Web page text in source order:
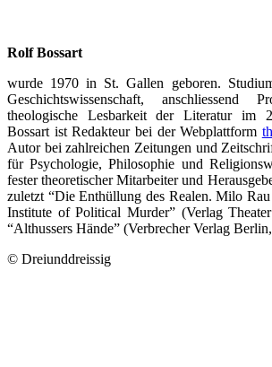
Rolf Bossart
wurde 1970 in St. Gallen geboren.
Geschichtswissenschaft, anschliessend
theologische Lesbarkeit der Literatur im
Bossart ist Redakteur bei der Webplattform
Autor bei zahlreichen Zeitungen und
für Psychologie, Philosophie und
fester theoretischer Mitarbeiter und
zuletzt “Die Enthüllung des Realen. Milo
Institute of Political Murder” (Verlag
“Althussers Hände” (Verbrecher Verlag
© Dreiunddreissig